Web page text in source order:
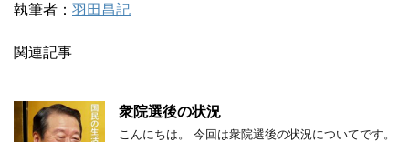
執筆者： 羽田昌記
関連記事
衆院選後の状況
こんにちは。 今回は衆院選後の状況についてです。